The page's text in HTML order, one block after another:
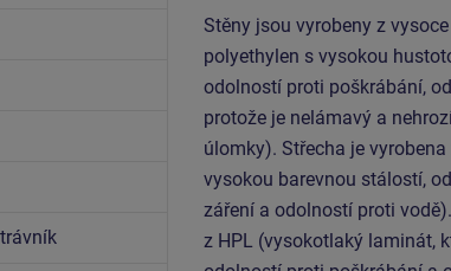
Stěny jsou vyrobeny z
polyethylen s vysokou
odolností proti poškrábání,
protože je nelámavý a
úlomky). Střecha je
vysokou barevnou stálostí,
záření a odolností proti
z HPL (vysokotlaký laminát,